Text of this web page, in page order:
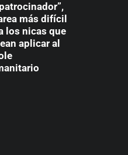
más difícil
los nicas que
aplicar al